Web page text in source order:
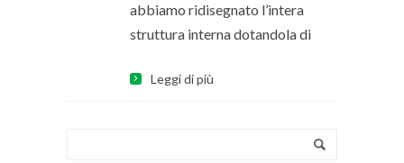
abbiamo ridisegnato l’intera
struttura interna dotandola di
Leggi di più